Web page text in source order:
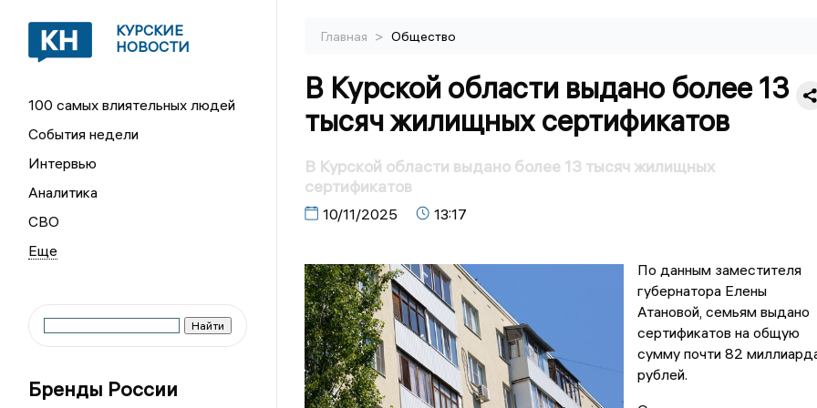
КУРСКИЕ
НОВОСТИ
100 самых влиятельных людей
События недели
Интервью
Аналитика
СВО
Бренды России
Главная > Общество
В Курской области выдано более 13
тысяч жилищных сертификатов
В Курской области выдано более 13 тысяч жилищных
сертификатов
10/11/2025 13:17
По данным заместителя
губернатора Елены
Атановой, семьям выдано
сертификатов на общую
сумму почти 82
рублей.